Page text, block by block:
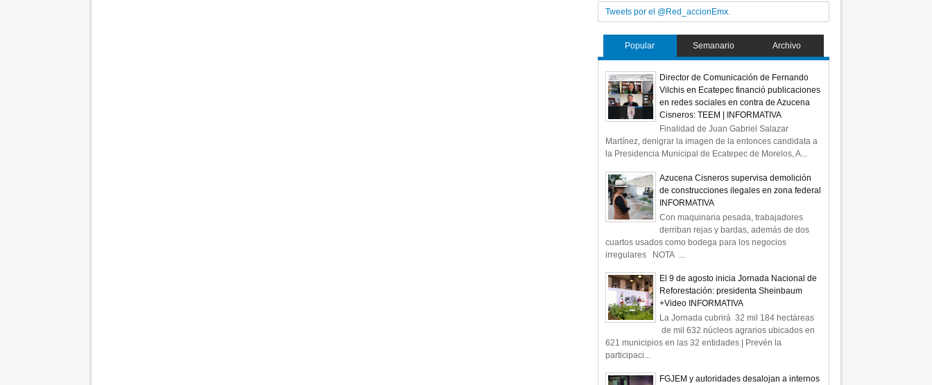
Tweets por el @Red_accionEmx.
Popular Semanario Archivo
Director de Comunicación de Fernando
Vilchis en Ecatepec financió publicaciones
en redes sociales en contra de Azucena
Cisneros: TEEM | INFORMATIVA
Finalidad de Juan Gabriel Salazar
Martínez, denigrar la imagen de la entonces candidata a
la Presidencia Municipal de Ecatepec de Morelos, A...
Azucena Cisneros supervisa demolición
de construcciones ilegales en zona federal
INFORMATIVA
Con maquinaria pesada, trabajadores
derriban rejas y bardas, además de dos
cuartos usados como bodega para los negocios
irregulares NOTA ...
El 9 de agosto inicia Jornada Nacional de
Reforestación: presidenta Sheinbaum
+Video INFORMATIVA
La Jornada cubrirá 32 mil 184 hectáreas
de mil 632 núcleos agrarios ubicados en
621 municipios en las 32 entidades | Prevén la
participaci...
FGJEM y autoridades desalojan a internos